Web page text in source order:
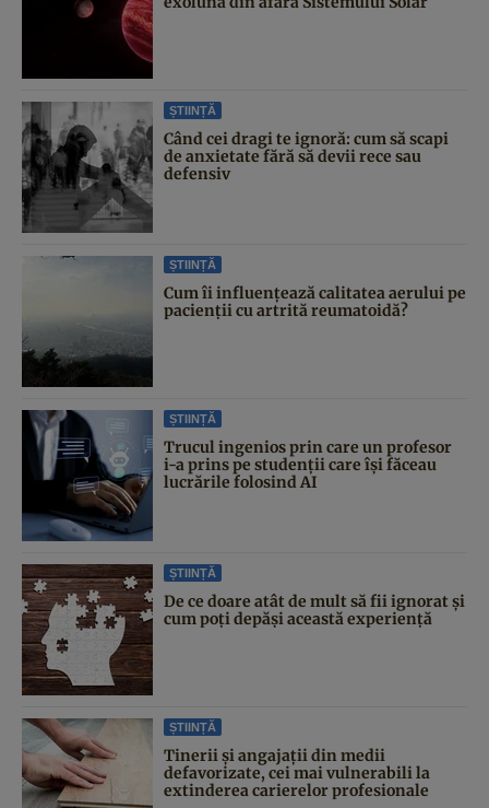
ȘTIINȚĂ
Când cei dragi te ignoră: cum să scapi
de anxietate fără să devii rece sau
defensiv
ȘTIINȚĂ
Cum îi influențează calitatea aerului pe
pacienții cu artrită reumatoidă?
ȘTIINȚĂ
Trucul ingenios prin care un profesor
i-a prins pe studenții care își făceau
lucrările folosind AI
ȘTIINȚĂ
De ce doare atât de mult să fii ignorat și
cum poți depăși această experiență
ȘTIINȚĂ
Tinerii și angajații din medii
defavorizate, cei mai vulnerabili la
extinderea carierelor profesionale